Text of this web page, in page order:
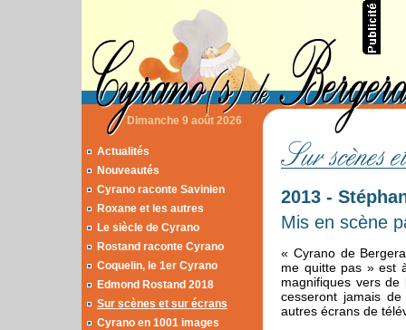
Dimanche 9 août 2026
Actualités
Nouveautés
Cyrano raconte Savinien
Roxane et les autres
Le siècle de Cyrano
Rostand raconte Cyrano
Coquelin, le 1er Cyrano
Edmond Rostand 2018
Sur scènes et sur écrans
Cyrano en 1001 images
2013 -
Mis en scène
« Cyrano de
me quitte pas » est
magnifiques vers
cesseront jamais
autres écrans de